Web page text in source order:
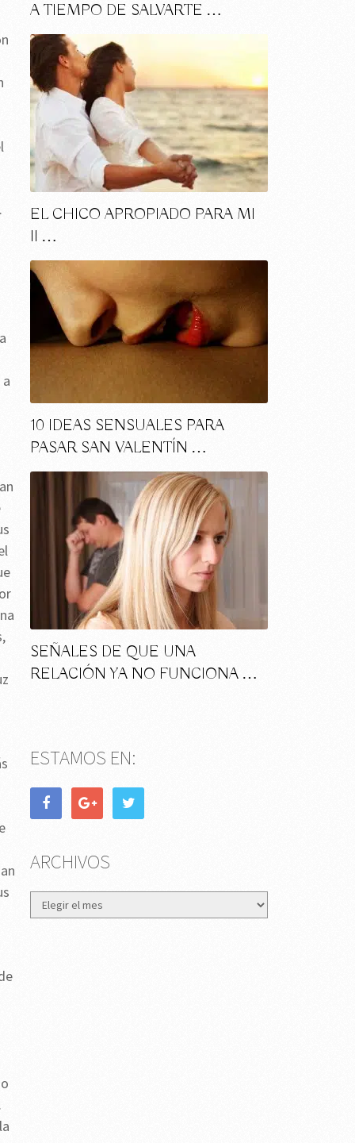
A TIEMPO DE SALVARTE …
EL CHICO APROPIADO PARA MI
II …
10 IDEAS SENSUALES PARA
PASAR SAN VALENTÍN …
SEÑALES DE QUE UNA
RELACIÓN YA NO FUNCIONA …
ESTAMOS EN:
ARCHIVOS
Archivos